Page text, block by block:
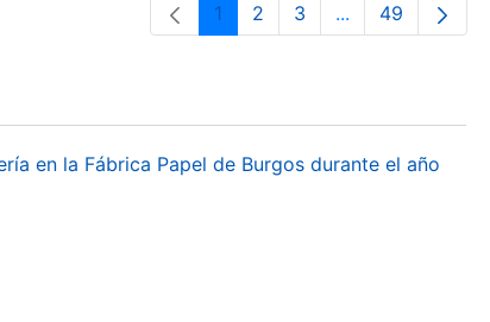
Página
1 Página
2 Página
3 ...PáginasPágina
49
en la Fábrica Papel de Burgos durante el año